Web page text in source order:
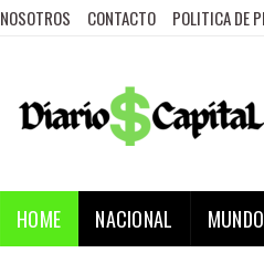
NOSOTROS CONTACTO POLITICA DE
HOME NACIONAL MUNDO